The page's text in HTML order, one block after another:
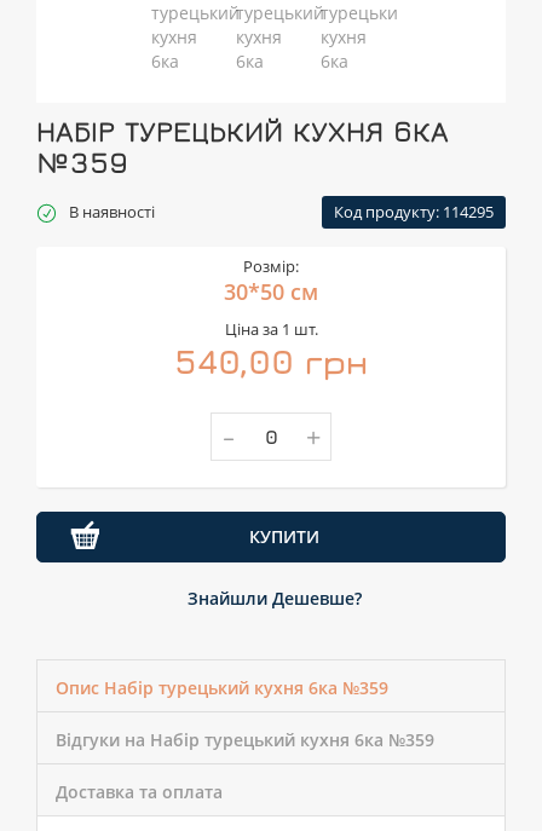
НАБІР ТУРЕЦЬКИЙ КУХНЯ 6КА
№359
В наявності Код продукту: 114295
Розмір:
30*50 см
Ціна за 1 шт.
540,00 грн
- +
КУПИТИ
Знайшли Дешевше?
Опис Набір турецький кухня 6ка №359
Відгуки на Набір турецький кухня 6ка №359
Доставка та оплата